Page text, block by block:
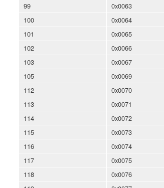
99
0x0063
100
0x0064
101
0x0065
102
0x0066
103
0x0067
105
0x0069
112
0x0070
113
0x0071
114
0x0072
115
0x0073
116
0x0074
117
0x0075
118
0x0076